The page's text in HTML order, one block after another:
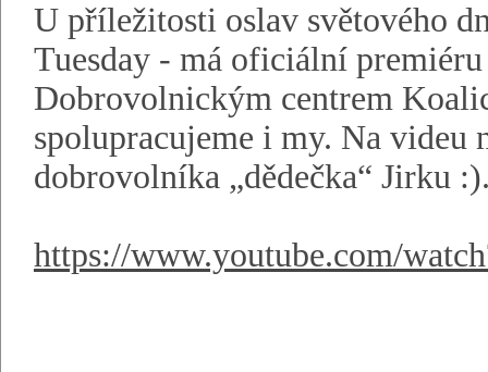
U příležitosti oslav světového
Tuesday - má oficiální
Dobrovolnickým centrem
spolupracujeme i my. Na videu
dobrovolníka „dědečka“ Jirku
https://www.youtube.com/